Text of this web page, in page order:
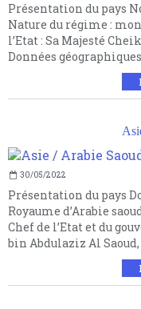
Présentation du pays
Nature du régime :
l’Etat : Sa Majesté
Données
30/05/2022
Présentation du pays
Royaume d’Arabie
Chef de l’Etat et du
bin Abdulaziz Al Saoud,